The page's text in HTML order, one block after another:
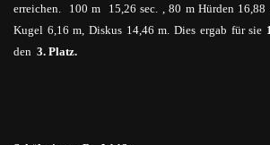
erreichen. 100 m 15,26 sec. ,80 m Hürden 16,88
Kugel 6,16 m, Diskus 14,46 m. Dies ergab für sie
den 3. Platz.